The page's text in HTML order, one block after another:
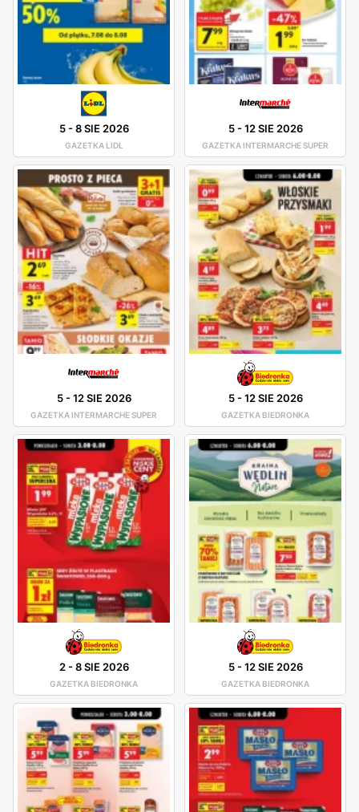
5-8 SIE 2026
GAZETKA LIDL
5-12 SIE 2026
GAZETKA INTERMARCHE SUPER
5-12 SIE 2026
GAZETKA INTERMARCHE SUPER
5-12 SIE 2026
GAZETKA BIEDRONKA
2-8 SIE 2026
GAZETKA BIEDRONKA
5-12 SIE 2026
GAZETKA BIEDRONKA